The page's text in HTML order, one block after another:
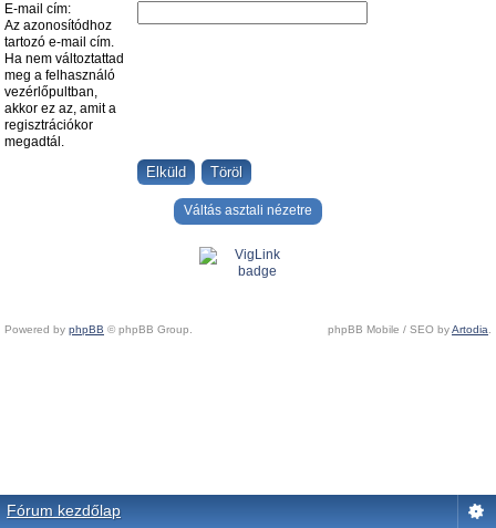
E-mail cím:
Az azonosítódhoz
tartozó e-mail cím.
Ha nem változtattad
meg a felhasználó
vezérlőpultban,
akkor ez az, amit a
regisztrációkor
megadtál.
Váltás asztali nézetre
Powered by phpBB © phpBB Group. phpBB Mobile / SEO byArtodia.
Fórum kezdőlap